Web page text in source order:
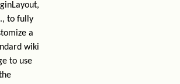
to fully
a
wiki
to use